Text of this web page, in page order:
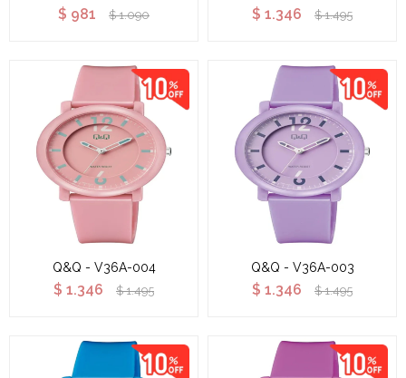
$ 981 $ 1.090 $ 1.346 $ 1.495
Q&Q - V36A-004
$ 1.346 $ 1.495
Q&Q - V36A-003
$ 1.346 $ 1.495